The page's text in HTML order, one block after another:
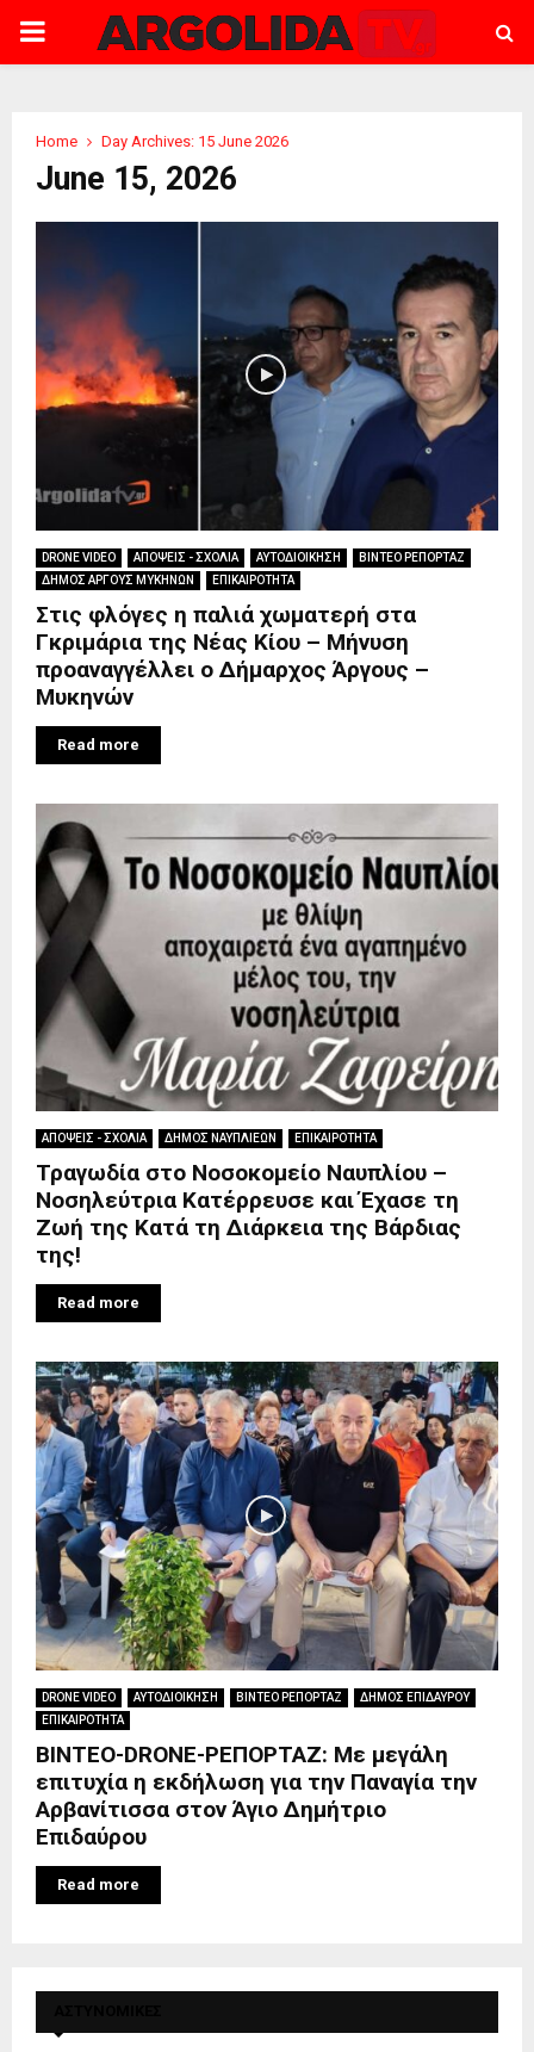
PRIMARY
Home Day Archives: 15 June 2026
June 15, 2026
DRONE VIDEO ΑΠΟΨΕΙΣ - ΣΧΟΛΙΑ ΑΥΤΟΔΙΟΙΚΗΣΗ
ΒΙΝΤΕΟ ΡΕΠΟΡΤΑΖ
ΔΗΜΟΣ ΑΡΓΟΥΣ ΜΥΚΗΝΩΝ
ΕΠΙΚΑΙΡΟΤΗΤΑ
Στις φλόγες η παλιά χωματερή στα
Γκριμάρια της Νέας Κίου – Μήνυση
προαναγγέλλει ο Δήμαρχος Άργους –
Μυκηνών
Read more
ΑΠΟΨΕΙΣ - ΣΧΟΛΙΑ ΔΗΜΟΣ ΝΑΥΠΛΙΕΩΝ ΕΠΙΚΑΙΡΟΤΗΤΑ
Τραγωδία στο Νοσοκομείο Ναυπλίου –
Νοσηλεύτρια Κατέρρευσε και Έχασε τη
Ζωή της Κατά τη Διάρκεια της Βάρδιας
της!
Read more
DRONE VIDEO ΑΥΤΟΔΙΟΙΚΗΣΗ ΒΙΝΤΕΟ ΡΕΠΟΡΤΑΖ
ΔΗΜΟΣ ΕΠΙΔΑΥΡΟΥ
ΕΠΙΚΑΙΡΟΤΗΤΑ
BINTEO-DRONE-ΡΕΠΟΡΤΑΖ: Με μεγάλη
επιτυχία η εκδήλωση για την Παναγία την
Αρβανίτισσα στον Άγιο Δημήτριο
Επιδαύρου
Read more